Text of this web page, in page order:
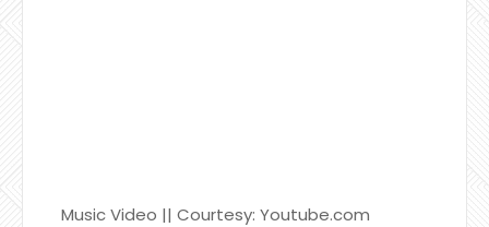
Music Video || Courtesy: Youtube.com